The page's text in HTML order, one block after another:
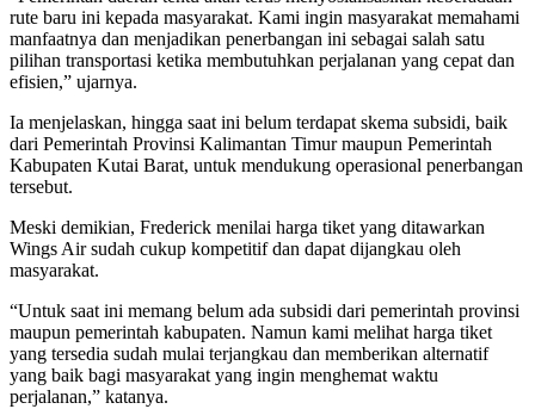
rute baru ini kepada masyarakat. Kami ingin masyarakat memahami
manfaatnya dan menjadikan penerbangan ini sebagai salah satu
pilihan transportasi ketika membutuhkan perjalanan yang cepat dan
efisien,” ujarnya.
Ia menjelaskan, hingga saat ini belum terdapat skema subsidi, baik
dari Pemerintah Provinsi Kalimantan Timur maupun Pemerintah
Kabupaten Kutai Barat, untuk mendukung operasional penerbangan
tersebut.
Meski demikian, Frederick menilai harga tiket yang ditawarkan
Wings Air sudah cukup kompetitif dan dapat dijangkau oleh
masyarakat.
“Untuk saat ini memang belum ada subsidi dari pemerintah provinsi
maupun pemerintah kabupaten. Namun kami melihat harga tiket
yang tersedia sudah mulai terjangkau dan memberikan alternatif
yang baik bagi masyarakat yang ingin menghemat waktu
perjalanan,” katanya.